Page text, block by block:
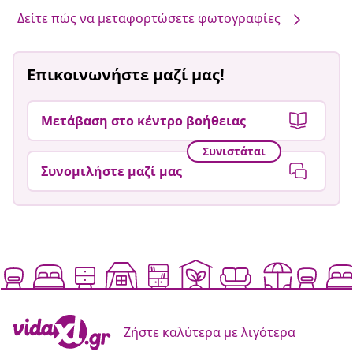
Δείτε πώς να μεταφορτώσετε φωτογραφίες
Επικοινωνήστε μαζί μας!
Μετάβαση στο κέντρο βοήθειας
Συνιστάται
Συνομιλήστε μαζί μας
Ζήστε καλύτερα με λιγότερα